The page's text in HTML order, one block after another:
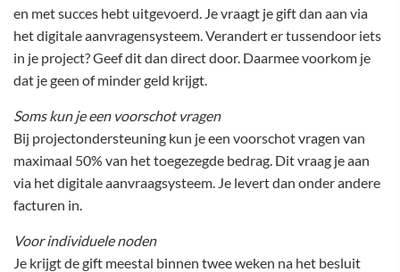
en met succes hebt uitgevoerd. Je vraagt je gift dan aan via
het digitale aanvragensysteem. Verandert er tussendoor iets
in je project? Geef dit dan direct door. Daarmee voorkom je
dat je geen of minder geld krijgt.
Soms kun je een voorschot vragen
Bij projectondersteuning kun je een voorschot vragen van
maximaal 50% van het toegezegde bedrag. Dit vraag je aan
via het digitale aanvraagsysteem. Je levert dan onder andere
facturen in.
Voor individuele noden
Je krijgt de gift meestal binnen twee weken na het besluit